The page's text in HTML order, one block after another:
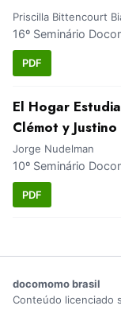
Priscilla Bittencourt
16º Seminário
PDF
El Hogar
Clémot y
Jorge Nudelman
10º Seminário
PDF
docomomo brasil
Conteúdo licenciado